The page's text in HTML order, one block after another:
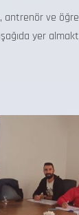
antrenör ve
yer